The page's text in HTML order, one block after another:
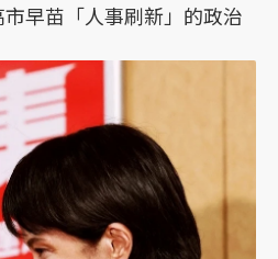
早苗「人事刷新」的政治